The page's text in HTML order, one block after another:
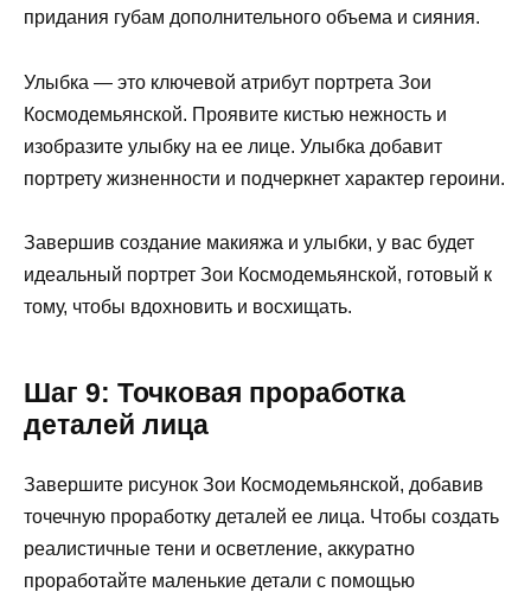
придания губам дополнительного объема и сияния.
Улыбка — это ключевой атрибут портрета Зои
Космодемьянской. Проявите кистью нежность и
изобразите улыбку на ее лице. Улыбка добавит
портрету жизненности и подчеркнет характер героини.
Завершив создание макияжа и улыбки, у вас будет
идеальный портрет Зои Космодемьянской, готовый к
тому, чтобы вдохновить и восхищать.
Шаг 9: Точковая проработка
деталей лица
Завершите рисунок Зои Космодемьянской, добавив
точечную проработку деталей ее лица. Чтобы создать
реалистичные тени и осветление, аккуратно
проработайте маленькие детали с помощью